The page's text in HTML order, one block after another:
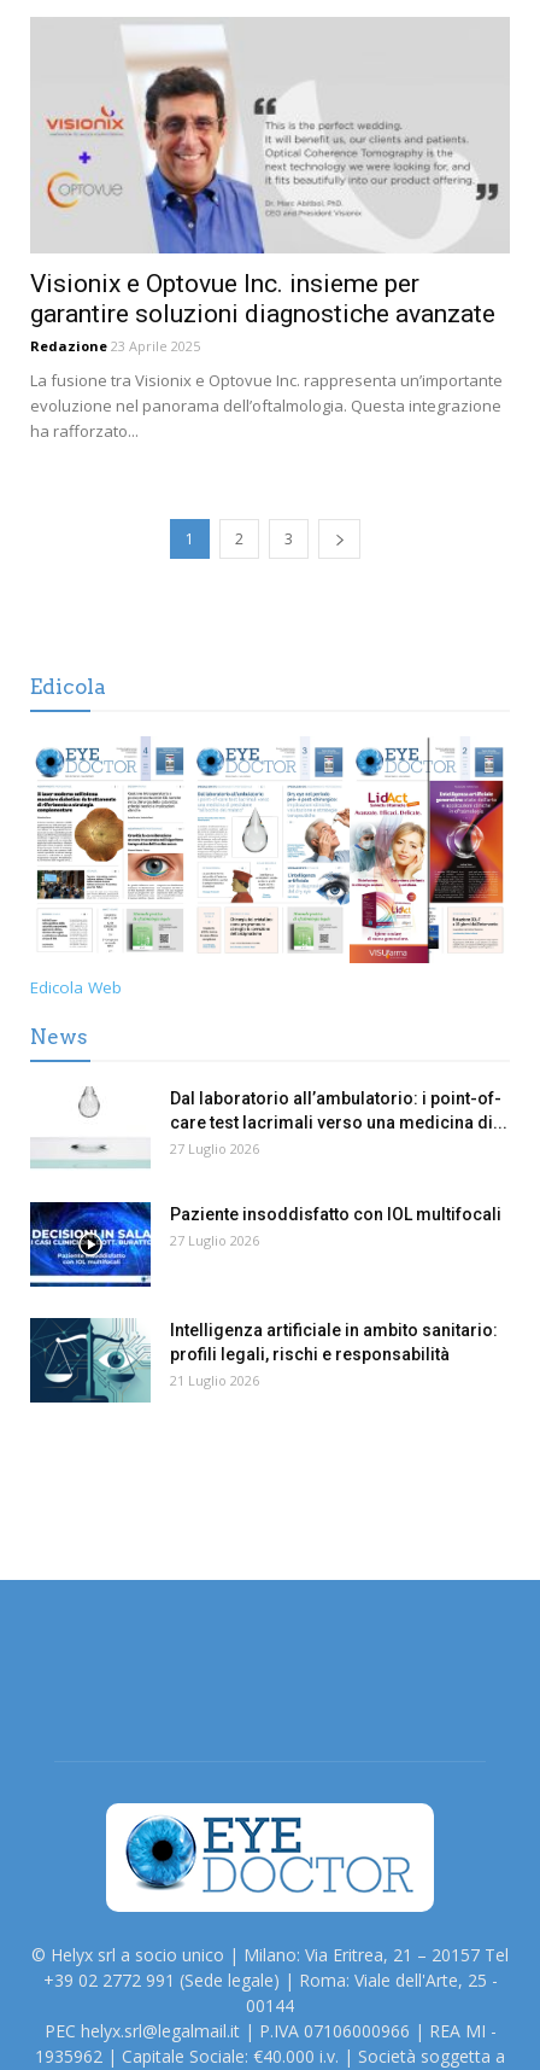
Visionix e Optovue Inc. insieme per
garantire soluzioni diagnostiche avanzate
Redazione 23 Aprile 2025
La fusione tra Visionix e Optovue Inc. rappresenta un’importante
evoluzione nel panorama dell’oftalmologia. Questa integrazione
ha rafforzato...
1 2 3
Edicola
Edicola Web
News
Dal laboratorio all’ambulatorio: i point-of-
care test lacrimali verso una medicina di...
27 Luglio 2026
Paziente insoddisfatto con IOL multifocali
27 Luglio 2026
Intelligenza artificiale in ambito sanitario:
profili legali, rischi e responsabilità
21 Luglio 2026
© Helyx srl a socio unico | Milano: Via Eritrea, 21 – 20157 Tel
+39 02 2772 991 (Sede legale) | Roma: Viale dell'Arte, 25 -
00144
PEC helyx.srl@legalmail.it | P.IVA 07106000966 | REA MI -
1935962 | Capitale Sociale: €40.000 i.v. | Società soggetta a